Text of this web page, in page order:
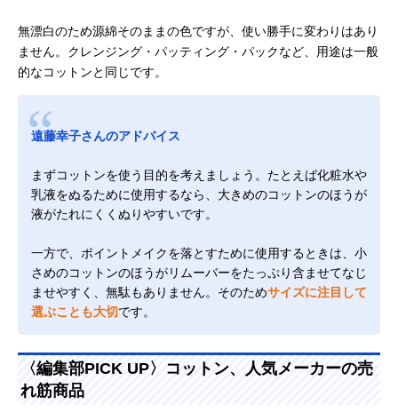
無漂白のため源綿そのままの色ですが、使い勝手に変わりはあり
ません。クレンジング・パッティング・パックなど、用途は一般
的なコットンと同じです。
遠藤幸子さんのアドバイス
まずコットンを使う目的を考えましょう。たとえば化粧水や
乳液をぬるために使用するなら、大きめのコットンのほうが
液がたれにくくぬりやすいです。
一方で、ポイントメイクを落とすために使用するときは、小
さめのコットンのほうがリムーバーをたっぷり含ませてなじ
ませやすく、無駄もありません。そのためサイズに注目して
選ぶことも大切です。
〈編集部PICK UP〉コットン、人気メーカーの売
れ筋商品